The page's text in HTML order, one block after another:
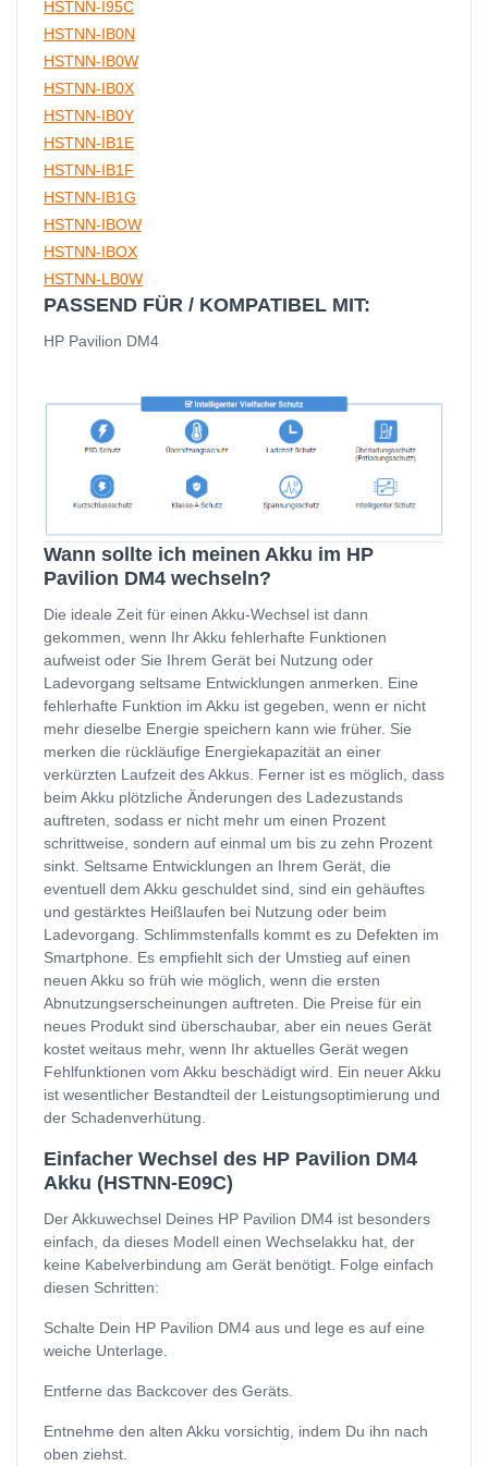
HSTNN-I95C
HSTNN-IB0N
HSTNN-IB0W
HSTNN-IB0X
HSTNN-IB0Y
HSTNN-IB1E
HSTNN-IB1F
HSTNN-IB1G
HSTNN-IBOW
HSTNN-IBOX
HSTNN-LB0W
PASSEND FÜR / KOMPATIBEL MIT:
HP Pavilion DM4
Wann sollte ich meinen Akku im HP
Pavilion DM4 wechseln?
Die ideale Zeit für einen Akku-Wechsel ist dann
gekommen, wenn Ihr Akku fehlerhafte Funktionen
aufweist oder Sie Ihrem Gerät bei Nutzung oder
Ladevorgang seltsame Entwicklungen anmerken. Eine
fehlerhafte Funktion im Akku ist gegeben, wenn er nicht
mehr dieselbe Energie speichern kann wie früher. Sie
merken die rückläufige Energiekapazität an einer
verkürzten Laufzeit des Akkus. Ferner ist es möglich, dass
beim Akku plötzliche Änderungen des Ladezustands
auftreten, sodass er nicht mehr um einen Prozent
schrittweise, sondern auf einmal um bis zu zehn Prozent
sinkt. Seltsame Entwicklungen an Ihrem Gerät, die
eventuell dem Akku geschuldet sind, sind ein gehäuftes
und gestärktes Heißlaufen bei Nutzung oder beim
Ladevorgang. Schlimmstenfalls kommt es zu Defekten im
Smartphone. Es empfiehlt sich der Umstieg auf einen
neuen Akku so früh wie möglich, wenn die ersten
Abnutzungserscheinungen auftreten. Die Preise für ein
neues Produkt sind überschaubar, aber ein neues Gerät
kostet weitaus mehr, wenn Ihr aktuelles Gerät wegen
Fehlfunktionen vom Akku beschädigt wird. Ein neuer Akku
ist wesentlicher Bestandteil der Leistungsoptimierung und
der Schadenverhütung.
Einfacher Wechsel des HP Pavilion DM4
Akku (HSTNN-E09C)
Der Akkuwechsel Deines HP Pavilion DM4 ist besonders
einfach, da dieses Modell einen Wechselakku hat, der
keine Kabelverbindung am Gerät benötigt. Folge einfach
diesen Schritten:
Schalte Dein HP Pavilion DM4 aus und lege es auf eine
weiche Unterlage.
Entferne das Backcover des Geräts.
Entnehme den alten Akku vorsichtig, indem Du ihn nach
oben ziehst.